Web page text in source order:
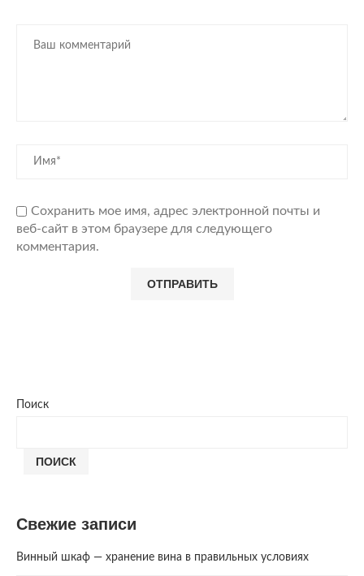
Сохранить мое имя, адрес электронной почты и
веб-сайт в этом браузере для следующего
комментария.
Поиск
ПОИСК
Свежие записи
Винный шкаф — хранение вина в правильных условиях